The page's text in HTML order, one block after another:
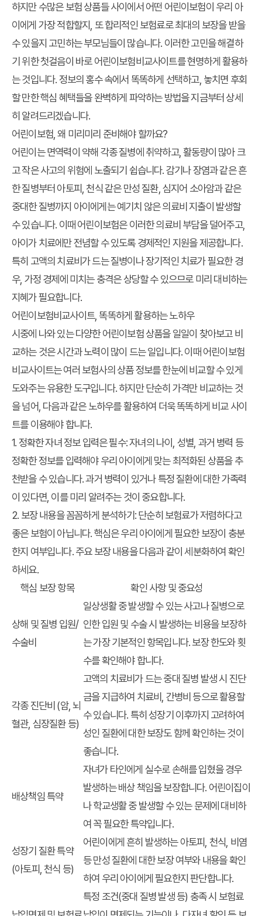
하지만 수많은 보험 상품들 사이에서 어떤 어린이보험이 우리 아
이에게 가장 적합할지, 또 합리적인 보험료로 최대의 보장을 받을
수 있을지 고민하는 부모님들이 많습니다. 이러한 고민을 해결하
기 위한 첫걸음이 바로 어린이보험비교사이트를 현명하게 활용하
는 것입니다. 정보의 홍수 속에서 똑똑하게 선택하고, 놓치면 후회
할 만한 핵심 혜택들을 완벽하게 파악하는 방법을 지금부터 상세
히 알려드리겠습니다.
어린이보험, 왜 미리미리 준비해야 할까요?
어린이는 면역력이 약해 각종 질병에 취약하고, 활동량이 많아 크
고 작은 사고의 위험에 노출되기 쉽습니다. 감기나 장염과 같은 흔
한 질병부터 아토피, 천식 같은 만성 질환, 심지어 소아암과 같은
중대한 질병까지 아이에게는 예기치 않은 의료비 지출이 발생할
수 있습니다. 이때 어린이보험은 이러한 의료비 부담을 덜어주고,
아이가 치료에만 전념할 수 있도록 경제적인 지원을 제공합니다.
특히 고액의 치료비가 드는 질병이나 장기적인 치료가 필요한 경
우, 가정 경제에 미치는 충격은 상당할 수 있으므로 미리 대비하는
지혜가 필요합니다.
어린이보험비교사이트, 똑똑하게 활용하는 노하우
시중에 나와 있는 다양한 어린이보험 상품을 일일이 찾아보고 비
교하는 것은 시간과 노력이 많이 드는 일입니다. 이때 어린이보험
비교사이트는 여러 보험사의 상품 정보를 한눈에 비교할 수 있게
도와주는 유용한 도구입니다. 하지만 단순히 가격만 비교하는 것
을 넘어, 다음과 같은 노하우를 활용하여 더욱 똑똑하게 비교 사이
트를 이용해야 합니다.
1.정확한 자녀 정보 입력은 필수: 자녀의 나이, 성별, 과거 병력 등
정확한 정보를 입력해야 우리 아이에게 맞는 최적화된 상품을 추
천받을 수 있습니다. 과거 병력이 있거나 특정 질환에 대한 가족력
이 있다면, 이를 미리 알려주는 것이 중요합니다.
2. 보장 내용을 꼼꼼하게 분석하기 : 단순히 보험료가 저렴하다고
좋은 보험이 아닙니다. 핵심은 우리 아이에게 필요한 보장이 충분
한지 여부입니다. 주요 보장 내용을 다음과 같이 세분화하여 확인
하세요.
핵심 보장 항목
확인 사항 및 중요성
상해 및 질병 입원/
수술비
일상생활 중 발생할 수 있는 사고나 질병으로
인한 입원 및 수술 시 발생하는 비용을 보장하
는 가장 기본적인 항목입니다. 보장 한도와 횟
수를 확인해야 합니다.
각종 진단비 (암, 뇌
혈관, 심장질환 등)
고액의 치료비가 드는 중대 질병 발생 시 진단
금을 지급하여 치료비, 간병비 등으로 활용할
수 있습니다. 특히 성장기 이후까지 고려하여
성인 질환에 대한 보장도 함께 확인하는 것이
좋습니다.
배상책임 특약
자녀가 타인에게 실수로 손해를 입혔을 경우
발생하는 배상 책임을 보장합니다. 어린이집이
나 학교생활 중 발생할 수 있는 문제에 대비하
여 꼭 필요한 특약입니다.
성장기 질환 특약
(아토피, 천식 등)
어린이에게 흔히 발생하는 아토피, 천식, 비염
등 만성 질환에 대한 보장 여부와 내용을 확인
하여 우리 아이에게 필요한지 판단합니다.
특정 조건(중대 질병 발생 등) 충족 시 보험료